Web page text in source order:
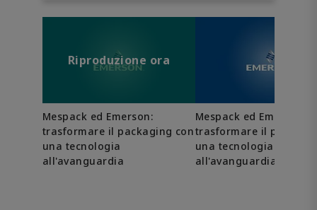
Riproduzione ora
Mespack ed Emerson:
trasformare il packaging con
una tecnologia
all'avanguardia
Mespack ed Emerson:
trasformare il
una tecnologia
all'avanguardia